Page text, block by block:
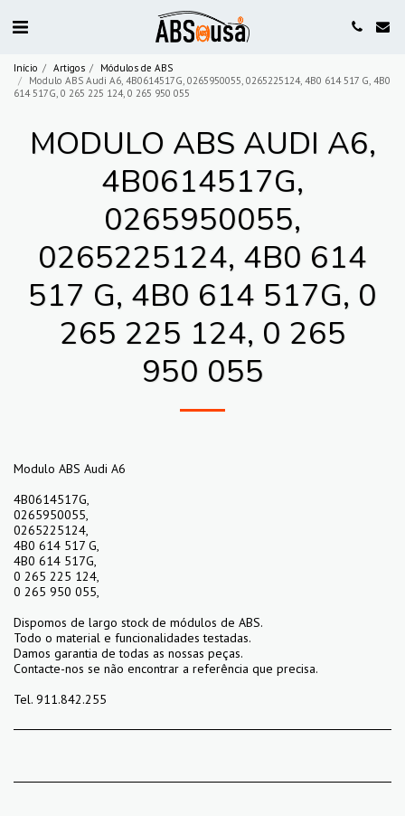
Início Artigos
Módulos de ABS
Modulo ABS Audi A6, 4B0614517G, 0265950055, 0265225124, 4B0 614 517 G, 4B0
614 517G, 0 265 225 124, 0 265 950 055
MODULO ABS AUDI A6,
4B0614517G,
0265950055,
0265225124, 4B0 614
517 G, 4B0 614 517G, 0
265 225 124, 0 265
950 055
Modulo ABS Audi A6
4B0614517G,
0265950055,
0265225124,
4B0 614 517 G,
4B0 614 517G,
0 265 225 124,
0 265 950 055,
Dispomos de largo stock de módulos de ABS.
Todo o material e funcionalidades testadas.
Damos garantia de todas as nossas peças.
Contacte-nos se não encontrar a referência que precisa.
Tel. 911.842.255